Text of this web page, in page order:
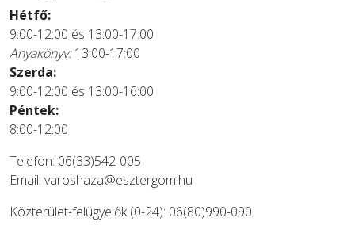
Hétfő:
9:00-12:00 és 13:00-17:00
Anyakönyv:13:00-17:00
Szerda:
9:00-12:00 és 13:00-16:00
Péntek:
8:00-12:00
Telefon: 06(33)542-005
Email: varoshaza@esztergom.hu
Közterület-felügyelők (0-24): 06(80)990-090